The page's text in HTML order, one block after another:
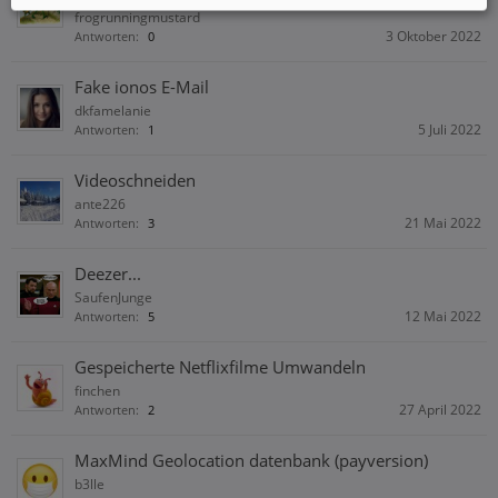
frogrunningmustard
Antworten: 0 3 Oktober 2022
Fake ionos E-Mail
dkfamelanie
Antworten: 1 5 Juli 2022
Videoschneiden
ante226
Antworten: 3 21 Mai 2022
Deezer...
SaufenJunge
Antworten: 5 12 Mai 2022
Gespeicherte Netflixfilme Umwandeln
finchen
Antworten: 2 27 April 2022
MaxMind Geolocation datenbank (payversion)
b3lle